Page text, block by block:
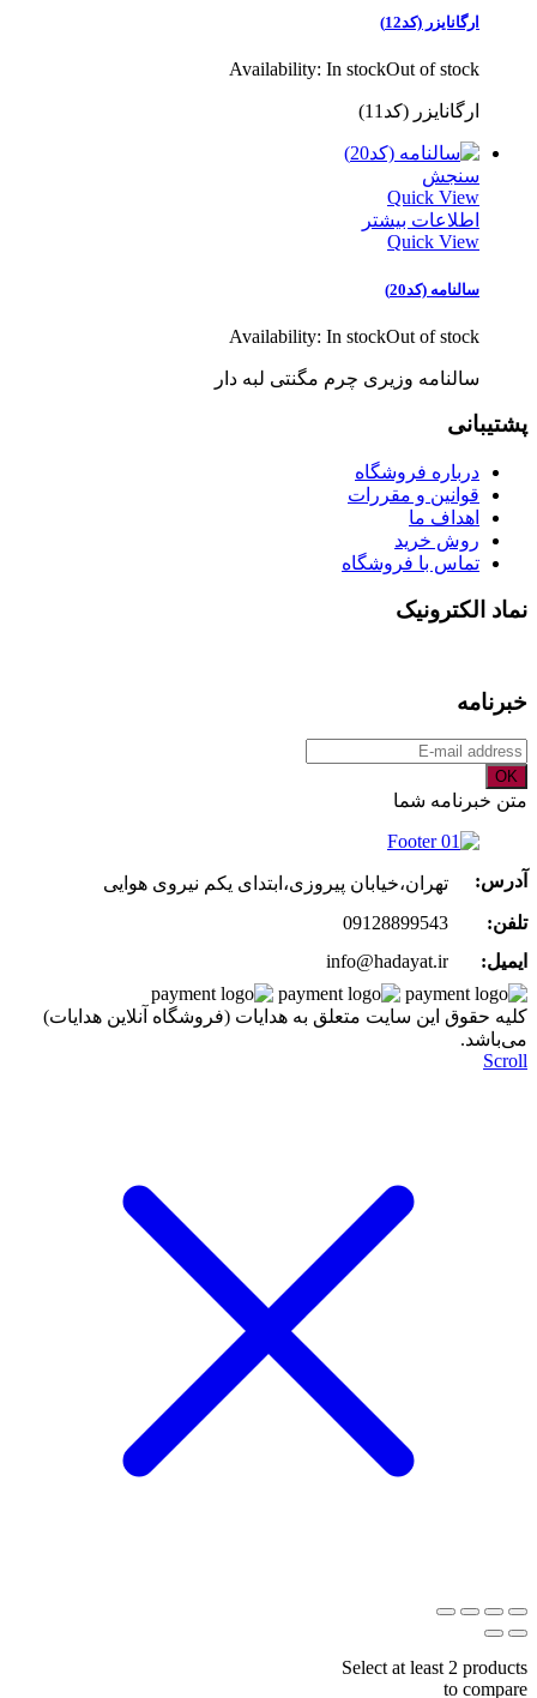
ارگانایزر (کد12)
Availability: In stockOut of stock
ارگانایزر (کد11)
سنجش
Quick View
اطلاعات بیشتر
Quick View
سالنامه (کد20)
Availability: In stockOut of stock
سالنامه وزیری چرم مگنتی لبه دار
پشتیبانی
درباره فروشگاه
قوانین و مقررات
اهداف ما
روش خرید
تماس با فروشگاه
نماد الکترونیک
خبرنامه
OK
متن خبرنامه شما
آدرس:
تهران،خیابان پیروزی،ابتدای یکم نیروی هوایی
تلفن:
09128899543
ایمیل:
info@hadayat.ir
کليه حقوق اين سايت متعلق به هدایات (فروشگاه آنلاین هدایات)
می‌باشد.
Scroll
Select at least 2 products
to compare